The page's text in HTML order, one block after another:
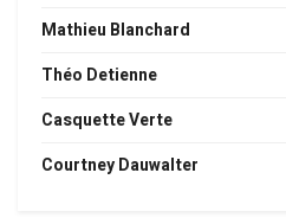
Mathieu Blanchard
Théo Detienne
Casquette Verte
Courtney Dauwalter